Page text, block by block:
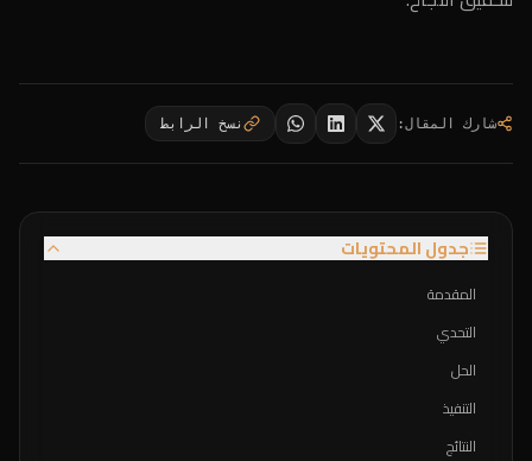
شارك المقال: نسخ الرابط
جدول المحتويات
المقدمة
التحدي
الحل
التنفيذ
النتائج